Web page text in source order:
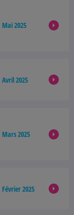
Mai 2025
Avril 2025
Mars 2025
Février 2025